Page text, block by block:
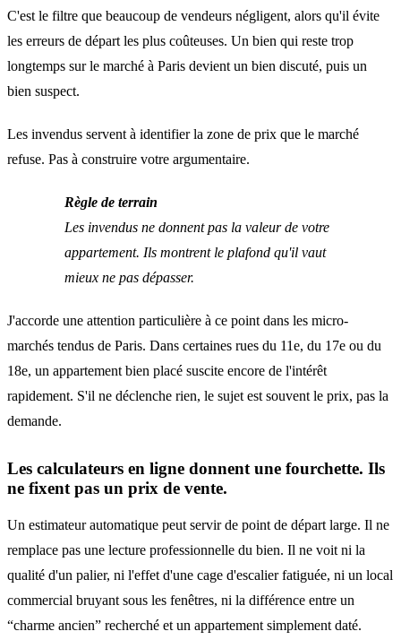
C'est le filtre que beaucoup de vendeurs négligent, alors qu'il évite
les erreurs de départ les plus coûteuses. Un bien qui reste trop
longtemps sur le marché à Paris devient un bien discuté, puis un
bien suspect.
Les invendus servent à identifier la zone de prix que le marché
refuse. Pas à construire votre argumentaire.
Règle de terrain
Les invendus ne donnent pas la valeur de votre
appartement. Ils montrent le plafond qu'il vaut
mieux ne pas dépasser.
J'accorde une attention particulière à ce point dans les micro-
marchés tendus de Paris. Dans certaines rues du 11e, du 17e ou du
18e, un appartement bien placé suscite encore de l'intérêt
rapidement. S'il ne déclenche rien, le sujet est souvent le prix, pas la
demande.
Les calculateurs en ligne donnent une fourchette. Ils
ne fixent pas un prix de vente.
Un estimateur automatique peut servir de point de départ large. Il ne
remplace pas une lecture professionnelle du bien. Il ne voit ni la
qualité d'un palier, ni l'effet d'une cage d'escalier fatiguée, ni un local
commercial bruyant sous les fenêtres, ni la différence entre un
“charme ancien” recherché et un appartement simplement daté.